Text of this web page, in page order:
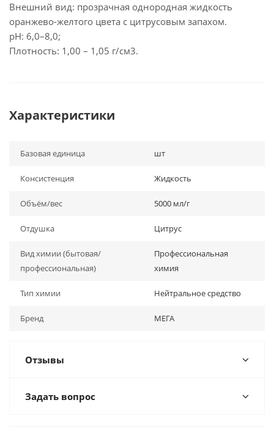
Внешний вид: прозрачная однородная жидкость
оранжево-желтого цвета с цитрусовым запахом.
рН: 6,0–8,0;
Плотность: 1,00 – 1,05 г/см3.
Характеристики
Базовая единица шт
Консистенция Жидкость
Объём/вес 5000 мл/г
Отдушка Цитрус
Вид химии (бытовая/
профессиональная)
Профессиональная
химия
Тип химии Нейтральное средство
Бренд МЕГА
Отзывы
Задать вопрос